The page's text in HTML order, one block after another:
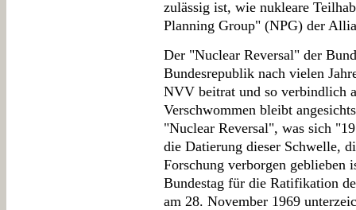
zulässig ist, wie nukleare
Planning Group" (NPG) der
Der "Nuclear Reversal" der
Bundesrepublik nach vielen
NVV beitrat und so verbindlich
Verschwommen bleibt
"Nuclear Reversal", was sich
die Datierung dieser Schwelle,
Forschung verborgen geblieben
Bundestag für die Ratifikation
am 28. November 1969